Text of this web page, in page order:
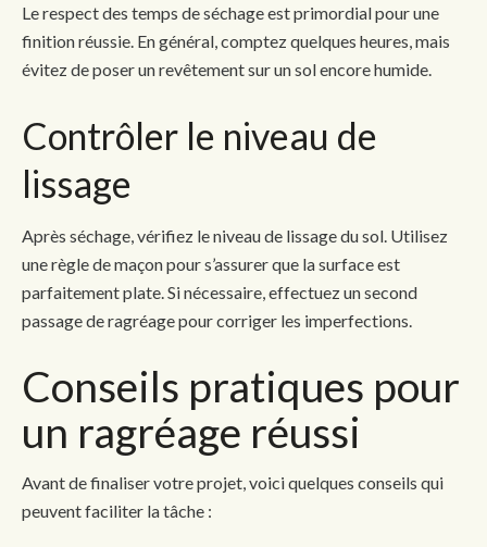
Le respect des temps de séchage est primordial pour une
finition réussie. En général, comptez quelques heures, mais
évitez de poser un revêtement sur un sol encore humide.
Contrôler le niveau de
lissage
Après séchage, vérifiez le niveau de lissage du sol. Utilisez
une règle de maçon pour s’assurer que la surface est
parfaitement plate. Si nécessaire, effectuez un second
passage de ragréage pour corriger les imperfections.
Conseils pratiques pour
un ragréage réussi
Avant de finaliser votre projet, voici quelques conseils qui
peuvent faciliter la tâche :